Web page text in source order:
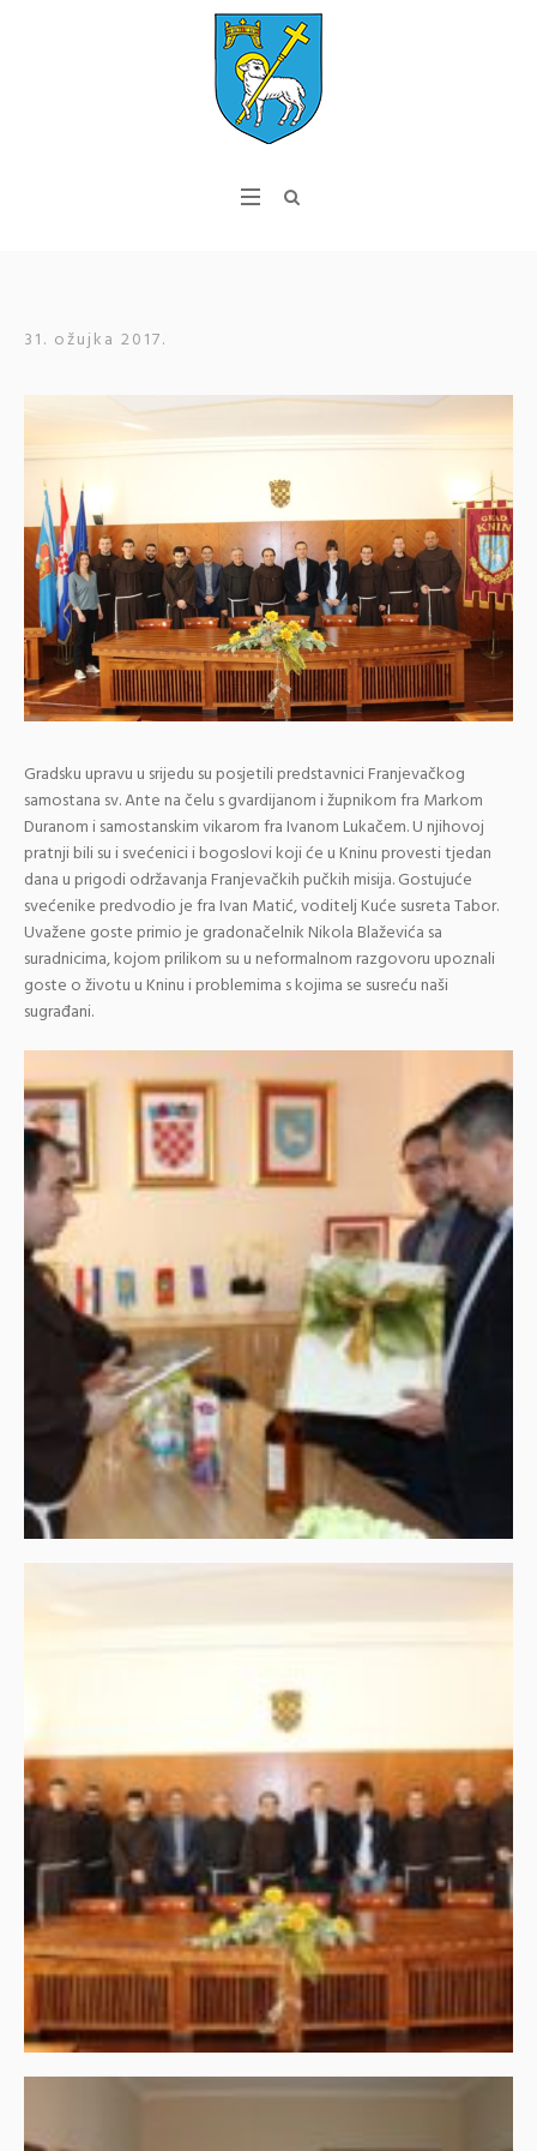
31. ožujka 2017.
Gradsku upravu u srijedu su posjetili predstavnici Franjevačkog
samostana sv. Ante na čelu s gvardijanom i župnikom fra Markom
Duranom i samostanskim vikarom fra Ivanom Lukačem. U njihovoj
pratnji bili su i svećenici i bogoslovi koji će u Kninu provesti tjedan
dana u prigodi održavanja Franjevačkih pučkih misija. Gostujuće
svećenike predvodio je fra Ivan Matić, voditelj Kuće susreta Tabor.
Uvažene goste primio je gradonačelnik Nikola Blaževića sa
suradnicima, kojom prilikom su u neformalnom razgovoru upoznali
goste o životu u Kninu i problemima s kojima se susreću naši
sugrađani.